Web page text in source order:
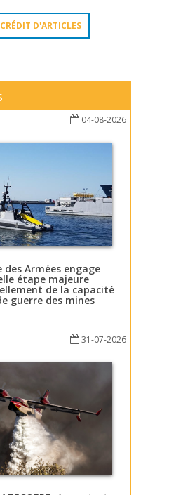
CRÉDIT D'ARTICLES
04-08-2026
des Armées engage
étape majeure
de la capacité
guerre des mines
31-07-2026